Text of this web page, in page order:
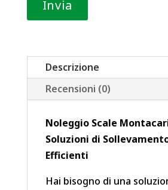
Descrizione
Recensioni (0)
Noleggio Scale
Soluzioni di
Efficienti
Hai bisogno di una